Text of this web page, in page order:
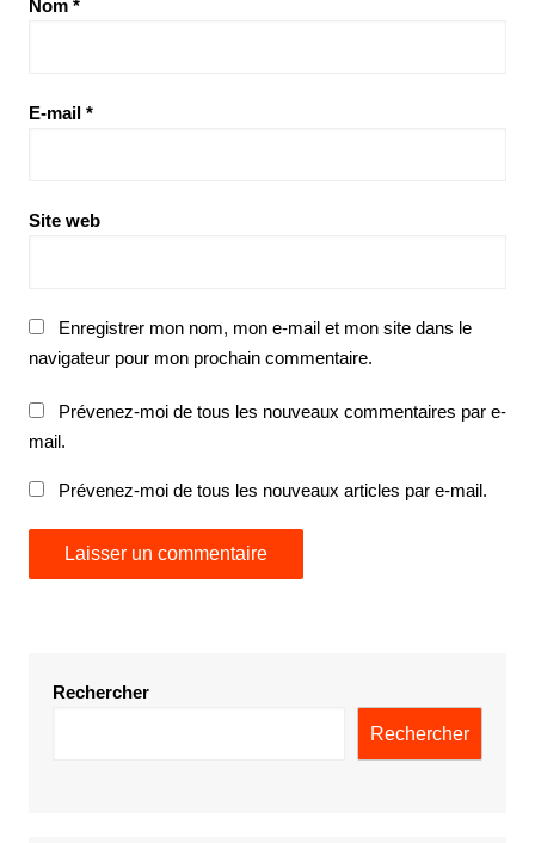
Nom *
E-mail *
Site web
Enregistrer mon nom, mon e-mail et mon site dans le
navigateur pour mon prochain commentaire.
Prévenez-moi de tous les nouveaux commentaires par e-
mail.
Prévenez-moi de tous les nouveaux articles par e-mail.
Rechercher
Rechercher